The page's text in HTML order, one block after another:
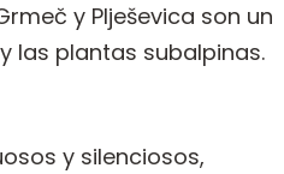
y Plješevica son un
las plantas subalpinas.
y silenciosos,